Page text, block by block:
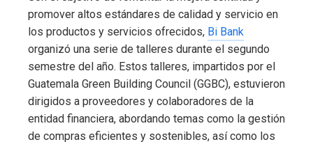
promover altos estándares de calidad y servicio en
los productos y servicios ofrecidos, Bi Bank
organizó una serie de talleres durante el segundo
semestre del año. Estos talleres, impartidos por el
Guatemala Green Building Council (GGBC), estuvieron
dirigidos a proveedores y colaboradores de la
entidad financiera, abordando temas como la gestión
de compras eficientes y sostenibles, así como los